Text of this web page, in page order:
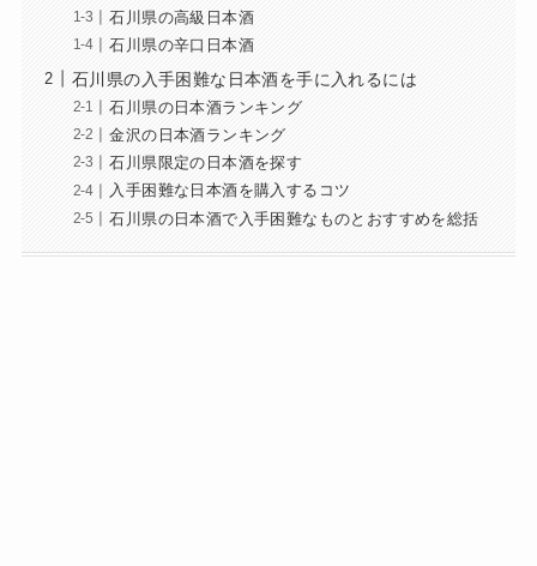
石川県の高級日本酒
石川県の辛口日本酒
石川県の入手困難な日本酒を手に入れるには
石川県の日本酒ランキング
金沢の日本酒ランキング
石川県限定の日本酒を探す
入手困難な日本酒を購入するコツ
石川県の日本酒で入手困難なものとおすすめを総括